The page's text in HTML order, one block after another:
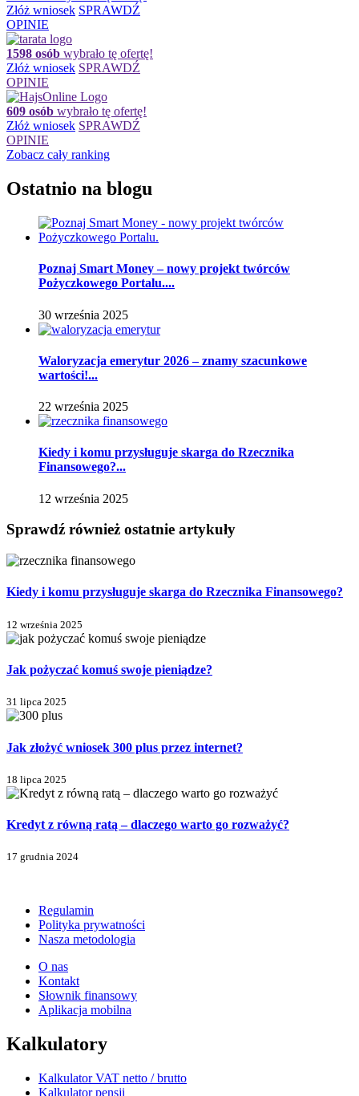
Złóż wniosek SPRAWDŹ
OPINIE
1598 osób wybrało tę ofertę!
Złóż wniosek SPRAWDŹ
OPINIE
609 osób wybrało tę ofertę!
Złóż wniosek SPRAWDŹ
OPINIE
Zobacz cały ranking
Ostatnio na blogu
Poznaj Smart Money – nowy projekt twórców
Pożyczkowego Portalu....
30 września 2025
Waloryzacja emerytur 2026 – znamy szacunkowe
wartości!...
22 września 2025
Kiedy i komu przysługuje skarga do Rzecznika
Finansowego?...
12 września 2025
Sprawdź również ostatnie artykuły
Kiedy i komu przysługuje skarga do Rzecznika Finansowego?
12 września 2025
Jak pożyczać komuś swoje pieniądze?
31 lipca 2025
Jak złożyć wniosek 300 plus przez internet?
18 lipca 2025
Kredyt z równą ratą – dlaczego warto go rozważyć?
17 grudnia 2024
Regulamin
Polityka prywatności
Nasza metodologia
O nas
Kontakt
Słownik finansowy
Aplikacja mobilna
Kalkulatory
Kalkulator VAT netto / brutto
Kalkulator pensji